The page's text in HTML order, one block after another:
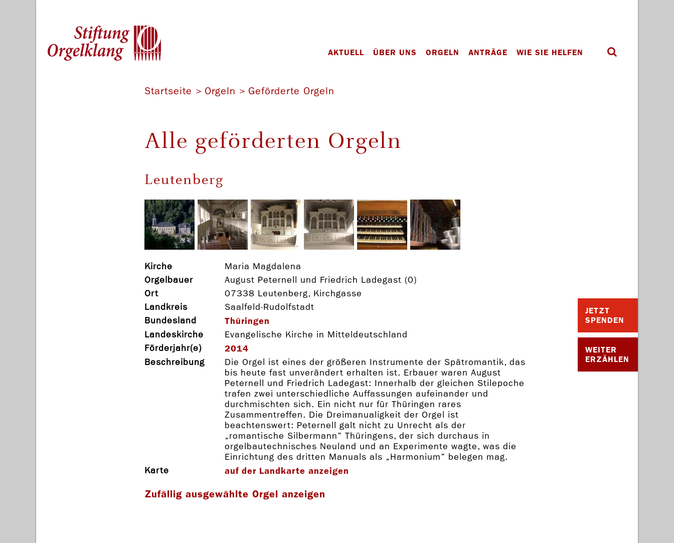
AKTUELL ÜBER UNS ORGELN ANTRÄGE WIE SIE HELFEN
JETZT
SPENDEN
WEITER
ERZÄHLEN
Startseite Orgeln Geförderte Orgeln
Alle geförderten Orgeln
Leutenberg
Kirche
Maria Magdalena
Orgelbauer
August Peternell und Friedrich Ladegast (0)
Ort
07338 Leutenberg, Kirchgasse
Landkreis
Saalfeld-Rudolfstadt
Bundesland
Thüringen
Landeskirche
Evangelische Kirche in Mitteldeutschland
Förderjahr(e)
2014
Beschreibung
Die Orgel ist eines der größeren Instrumente der Spätromantik, das
bis heute fast unverändert erhalten ist. Erbauer waren August
Peternell und Friedrich Ladegast: Innerhalb der gleichen Stilepoche
trafen zwei unterschiedliche Auffassungen aufeinander und
durchmischten sich. Ein nicht nur für Thüringen rares
Zusammentreffen. Die Dreimanualigkeit der Orgel ist
beachtenswert: Peternell galt nicht zu Unrecht als der
„romantische Silbermann“ Thüringens, der sich durchaus in
orgelbautechnisches Neuland und an Experimente wagte, was die
Einrichtung des dritten Manuals als „Harmonium“ belegen mag.
Karte
auf der Landkarte anzeigen
Zufällig ausgewählte Orgel anzeigen